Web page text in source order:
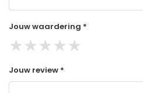
Jouw waardering *
★★★★★
Jouw review *